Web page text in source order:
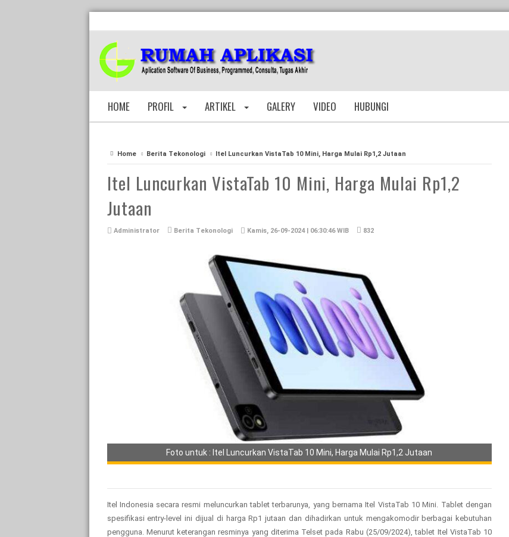
HOME PROFIL ARTIKEL GALERY VIDEO HUBUNGI
Home Berita Tekonologi Itel Luncurkan VistaTab 10 Mini, Harga Mulai Rp1,2 Jutaan
Itel Luncurkan VistaTab 10 Mini, Harga Mulai Rp1,2
Jutaan
Administrator Berita Tekonologi Kamis, 26-09-2024 | 06:30:46 WIB 832
Foto untuk : Itel Luncurkan VistaTab 10 Mini, Harga Mulai Rp1,2 Jutaan
Itel Indonesia secara resmi meluncurkan tablet terbarunya, yang bernama Itel VistaTab 10 Mini. Tablet dengan
spesifikasi entry-level ini dijual di harga Rp1 jutaan dan dihadirkan untuk mengakomodir berbagai kebutuhan
pengguna. Menurut keterangan resminya yang diterima Telset pada Rabu (25/09/2024), tablet Itel VistaTab 10